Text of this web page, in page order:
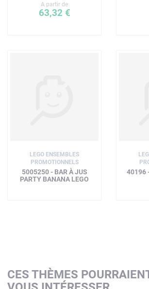
A partir de
63,32 €
LEGO ENSEMBLES
PROMOTIONNELS
5005250 - BAR À JUS
PARTY BANANA LEGO
40196
CES THÈMES